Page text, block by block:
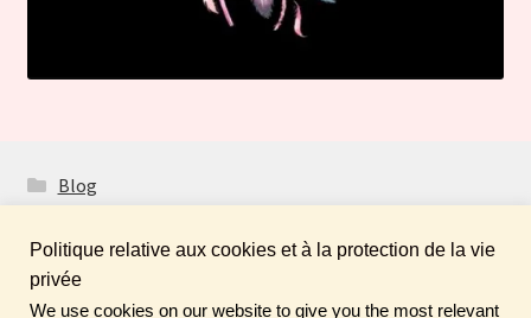
Blog
Politique relative aux cookies et à la protection de la vie
privée
We use cookies on our website to give you the most relevant